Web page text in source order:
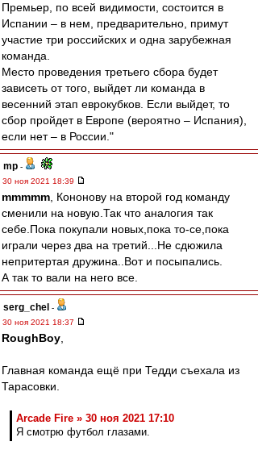
Премьер, по всей видимости, состоится в
Испании – в нем, предварительно, примут
участие три российских и одна зарубежная
команда.
Место проведения третьего сбора будет
зависеть от того, выйдет ли команда в
весенний этап еврокубков. Если выйдет, то
сбор пройдет в Европе (вероятно – Испания),
если нет – в России."
mp -
30 ноя 2021 18:39
mmmmm , Кононову на второй год команду
сменили на новую.Так что аналогия так
себе.Пока покупали новых,пока то-се,пока
играли через два на третий...Не сдюжила
непритертая дружина..Вот и посыпались.
А так то вали на него все.
serg_chel -
30 ноя 2021 18:37
RoughBoy
Главная команда ещё при Тедди съехала из
Тарасовки.
Arcade Fire » 30 ноя 2021 17:10
Я смотрю футбол глазами.